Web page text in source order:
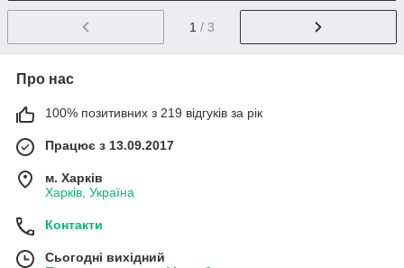
1 / 3
Про нас
100% позитивних з 219 відгуків за рік
Працює з 13.09.2017
м. Харків
Харків, Україна
Контакти
Сьогодні вихідний